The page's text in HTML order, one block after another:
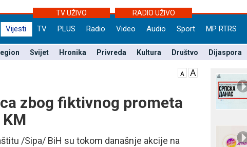
TV UŽIVO RADIO UŽIVO
Vijesti TV PLUS Radio Video Audio Sport MP RTRS
Svijet Hronika Privreda Kultura Društvo Dijaspora
zbog fiktivnog prometa
/Sipa/ BiH su tokom današnje akcije na